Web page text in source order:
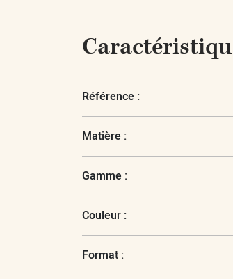
Référence :
Matière :
Gamme :
Couleur :
Format :